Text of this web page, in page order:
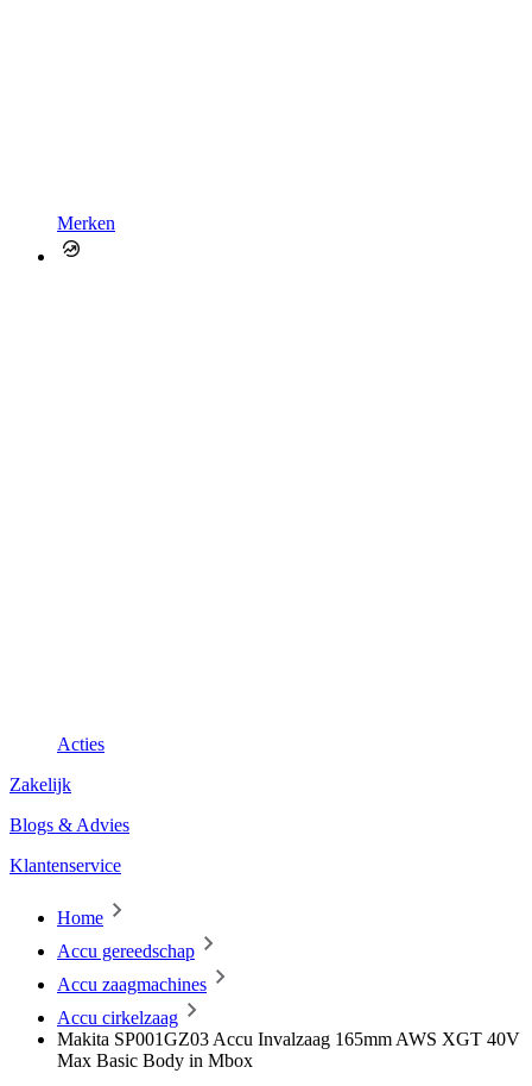
Merken
Acties
Zakelijk
Blogs & Advies
Klantenservice
Home
Accu gereedschap
Accu zaagmachines
Accu cirkelzaag
Makita SP001GZ03 Accu Invalzaag 165mm AWS XGT 40V
Max Basic Body in Mbox